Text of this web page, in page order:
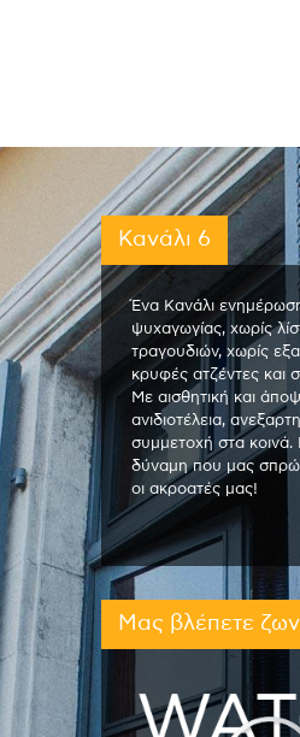
Κανάλι 6
Ένα Κανάλι
ψυχαγωγίας, χωρίς
τραγουδιών, χωρίς
κρυφές ατζέντες και
Με αισθητική και
ανιδιοτέλεια,
συμμετοχή στα κοινά.
δύναμη που μας
οι ακροατές μας!
Μας βλέπετε